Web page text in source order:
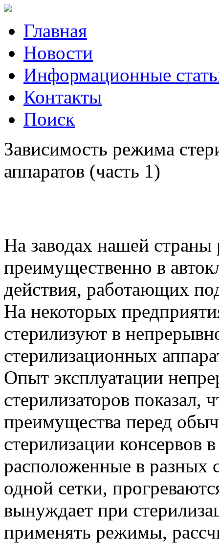
Главная
Новости
Информационные
Контакты
Поиск
Зависимость режима
аппаратов (часть 1)
На заводах нашей
преимущественно в
действия, работающих
На некоторых
стерилизуют в
стерилизационных
Опыт эксплуатации
стерилизаторов показал,
преимущества перед
стерилизации консервов
расположенные в разных
одной сетки,
вынуждает при
применять режимы,